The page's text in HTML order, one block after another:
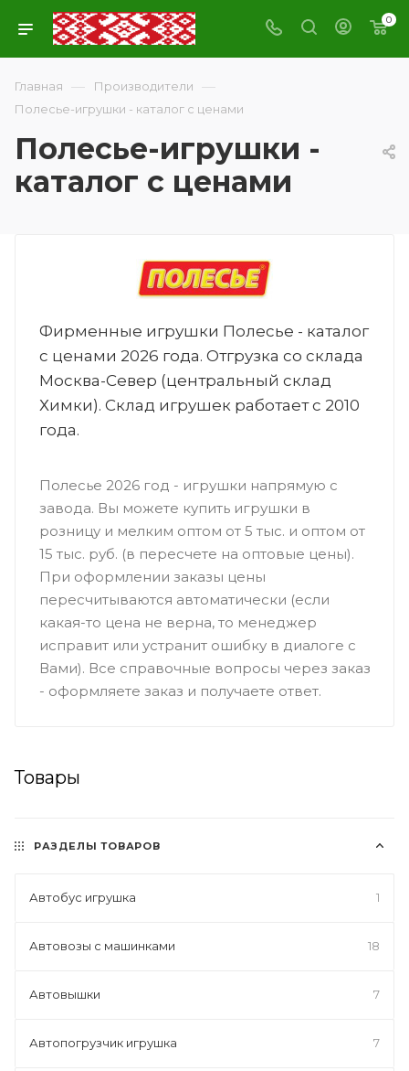
0
Главная — Производители —
Полесье-игрушки - каталог с ценами
Полесье-игрушки -
каталог с ценами
Фирменные игрушки Полесье - каталог
с ценами 2026 года. Отгрузка со склада
Москва-Север (центральный склад
Химки). Склад игрушек работает с 2010
года.
Полесье 2026 год - игрушки напрямую с
завода. Вы можете купить игрушки в
розницу и мелким оптом от 5 тыс. и оптом от
15 тыс. руб. (в пересчете на оптовые цены).
При оформлении заказы цены
пересчитываются автоматически (если
какая-то цена не верна, то менеджер
исправит или устранит ошибку в диалоге с
Вами). Все справочные вопросы через заказ
- оформляете заказ и получаете ответ.
Товары
РАЗДЕЛЫ ТОВАРОВ
Автобус игрушка 1
Автовозы с машинками 18
Автовышки 7
Автопогрузчик игрушка 7